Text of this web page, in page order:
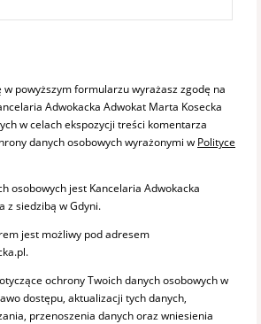
powyższym formularzu wyrażasz zgodę na
Adwokacka Adwokat Marta Kosecka
w celach ekspozycji treści komentarza
danych osobowych wyrażonymi w Polityce
osobowych jest Kancelaria Adwokacka
z siedzibą w Gdyni.
jest możliwy pod adresem
ochrony Twoich danych osobowych w
dostępu, aktualizacji tych danych,
przenoszenia danych oraz wniesienia